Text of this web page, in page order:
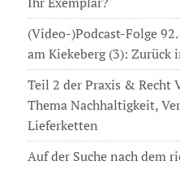
(Video-)Podcast-Folge
am Kiekeberg (3): Zurück
Teil 2 der Praxis & Recht
Thema Nachhaltigkeit,
Lieferketten
Auf der Suche nach dem